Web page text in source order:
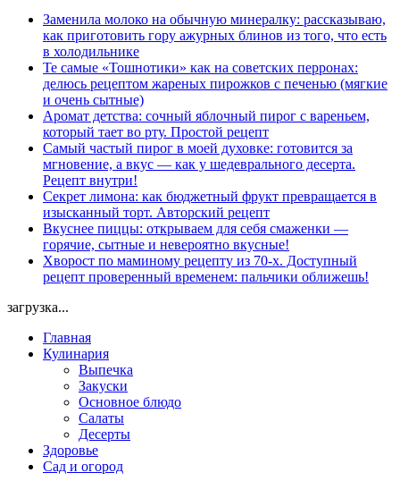
Заменила молоко на обычную минералку: рассказываю,
как приготовить гору ажурных блинов из того, что есть
в холодильнике
Те самые «Тошнотики» как на советских перронах:
делюсь рецептом жареных пирожков с печенью (мягкие
и очень сытные)
Аромат детства: сочный яблочный пирог с вареньем,
который тает во рту. Простой рецепт
Самый частый пирог в моей духовке: готовится за
мгновение, а вкус — как у шедеврального десерта.
Рецепт внутри!
Секрет лимона: как бюджетный фрукт превращается в
изысканный торт. Авторский рецепт
Вкуснее пиццы: открываем для себя смаженки —
горячие, сытные и невероятно вкусные!
Хворост по маминому рецепту из 70-х. Доступный
рецепт проверенный временем: пальчики оближешь!
загрузка...
Главная
Кулинария
Выпечка
Закуски
Основное блюдо
Салаты
Десерты
Здоровье
Сад и огород